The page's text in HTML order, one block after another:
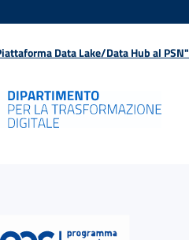
Data Lake/Data Hub al PSN"